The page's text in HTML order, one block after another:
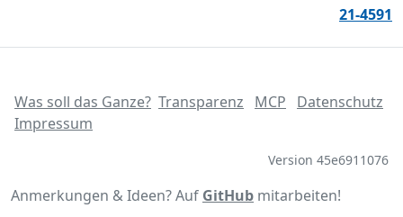
21-4591
Was soll das Ganze? Transparenz MCP
Datenschutz
Impressum
Version 45e6911076
Anmerkungen & Ideen? Auf GitHub mitarbeiten!